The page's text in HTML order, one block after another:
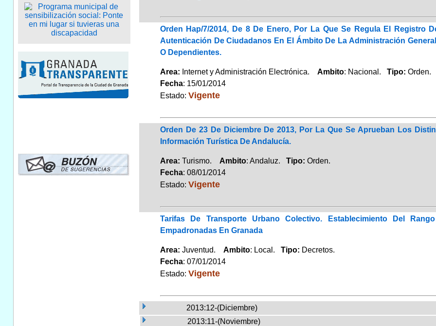
Orden Hap/7/2014, De 8 De Enero, Por La Que Se Regula El Registro
Autenticación De Ciudadanos En El Ámbito De La Administración
O Dependientes.
Area: Internet y Administración Electrónica. Ambito: Nacional. Tipo: Orden.
Fecha: 15/01/2014
Estado: Vigente
Orden De 23 De Diciembre De 2013, Por La Que Se Aprueban Los
Información Turística De Andalucía.
Area: Turismo. Ambito: Andaluz. Tipo: Orden.
Fecha: 08/01/2014
Estado: Vigente
Tarifas De Transporte Urbano Colectivo. Establecimiento Del
Empadronadas En Granada
Area: Juventud. Ambito: Local. Tipo: Decretos.
Fecha: 07/01/2014
Estado: Vigente
2013:12-(Diciembre)
2013:11-(Noviembre)